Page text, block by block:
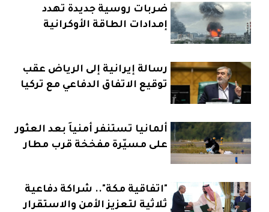
ضربات روسية جديدة تهدد
إمدادات الطاقة الأوكرانية
رسالة إيرانية إلى الرياض عقب
توقيع الاتفاق الدفاعي مع تركيا
ألمانيا تستنفر أمنياً بعد العثور
على مسيّرة مفخخة قرب مطار
"اتفاقية مكة".. شراكة دفاعية
ثلاثية لتعزيز الأمن والاستقرار